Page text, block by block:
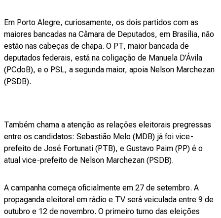
Em Porto Alegre, curiosamente, os dois partidos com as
maiores bancadas na Câmara de Deputados, em Brasília, não
estão nas cabeças de chapa. O PT, maior bancada de
deputados federais, está na coligação de Manuela D’Ávila
(PCdoB), e o PSL, a segunda maior, apoia Nelson Marchezan
(PSDB).
Também chama a atenção as relações eleitorais pregressas
entre os candidatos: Sebastião Melo (MDB) já foi vice-
prefeito de José Fortunati (PTB), e Gustavo Paim (PP) é o
atual vice-prefeito de Nelson Marchezan (PSDB).
A campanha começa oficialmente em 27 de setembro. A
propaganda eleitoral em rádio e TV será veiculada entre 9 de
outubro e 12 de novembro. O primeiro turno das eleições